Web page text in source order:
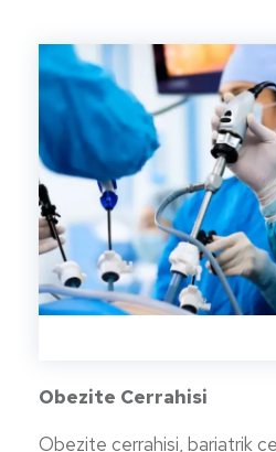
Obezite Cerrahisi
Obezite cerrahisi, bariatrik